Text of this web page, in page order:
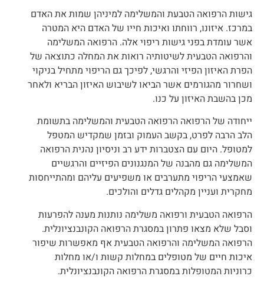
גישות הרפואה הטבעת והמשלימה למיניהן שמות את האדם
במרכז. איזונו, רווחתו ואיכות חייו של האדם היא המטרה
אשר עומדת בפני גישות ריפוי אלה. הרפואה המשלימה
והרפואה הטבעית לשיטותיה רואות את המחלה כתוצאה של
הפרת האיזון הפיזי והרגשי, לפיכך גם הריפוי מתחיל בניקוי
ושחרור מהגורמים אשר הביאו לשיבוש האיזון הבריא ולאחר
מכן בהשבת האיזון על כנו.
ייחודה של הרפואה הרפואה הטבעית והמשלימה בתשומת
הלב הרבה לפרט, בקשב העמוק ובזמן שמקדיש המטפל
למטופל. היום עם הצטברות ידע רב וניסיון נהנית הרפואה
המשלימה גם מהבנה של המנגנונים הפיזיים והרגשיים
שאמצעי הריפוי מתערבים או משפיעים עליהם ומהתייחסות
מחקרית ועניין מקהלים גדלים והולכים.
הרפואה הטבעית ורפואה משלימה נותנות מענה להפרעות
וסבל שלא מצאו פתרון במסגרת הרפואה הקונבנציונלית.
הרפואה המשלימה והרפואה הטבעית אף מאפשרות שיפור
איכות חיים של מטופלים במחלות קשות ו/או מחלות
כרוניות המטופלות במסגרת הרפואה הקונבנציונלית.